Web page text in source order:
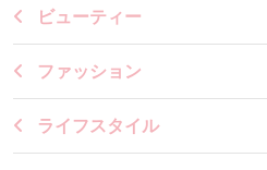
ビューティー
ファッション
ライフスタイル